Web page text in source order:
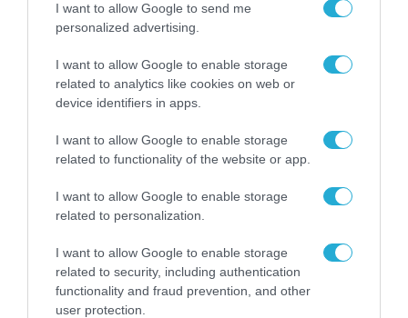
I want to allow Google to send me
personalized advertising.
I want to allow Google to enable storage
related to analytics like cookies on web or
device identifiers in apps.
I want to allow Google to enable storage
related to functionality of the website or app.
I want to allow Google to enable storage
related to personalization.
I want to allow Google to enable storage
related to security, including authentication
functionality and fraud prevention, and other
user protection.
«Οι εντελώς αθώοι»: Η ανάρτηση του Αρκά για
τα ζώα που χάθηκαν στις πυρκαγιές της
Αττικής (φωτο)